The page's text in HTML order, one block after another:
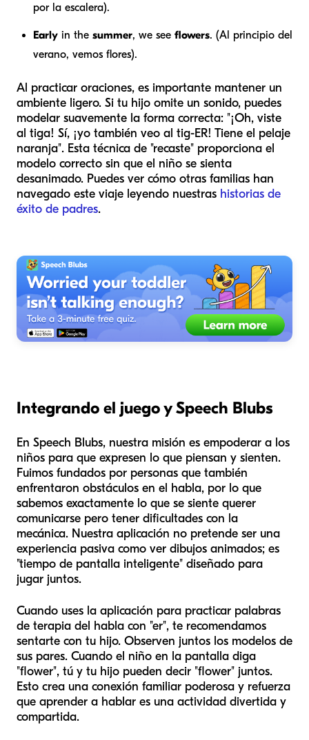
por la escalera).
Early in the summer, we see flowers. (Al principio del
verano, vemos flores).
Al practicar oraciones, es importante mantener un
ambiente ligero. Si tu hijo omite un sonido, puedes
modelar suavemente la forma correcta: "¡Oh, viste
al tiga! Sí, ¡yo también veo al tig-ER! Tiene el pelaje
naranja". Esta técnica de "recaste" proporciona el
modelo correcto sin que el niño se sienta
desanimado. Puedes ver cómo otras familias han
navegado este viaje leyendo nuestras historias de
éxito de padres.
Integrando el juego y Speech Blubs
En Speech Blubs, nuestra misión es empoderar a los
niños para que expresen lo que piensan y sienten.
Fuimos fundados por personas que también
enfrentaron obstáculos en el habla, por lo que
sabemos exactamente lo que se siente querer
comunicarse pero tener dificultades con la
mecánica. Nuestra aplicación no pretende ser una
experiencia pasiva como ver dibujos animados; es
"tiempo de pantalla inteligente" diseñado para
jugar juntos.
Cuando uses la aplicación para practicar palabras
de terapia del habla con "er", te recomendamos
sentarte con tu hijo. Observen juntos los modelos de
sus pares. Cuando el niño en la pantalla diga
"flower", tú y tu hijo pueden decir "flower" juntos.
Esto crea una conexión familiar poderosa y refuerza
que aprender a hablar es una actividad divertida y
compartida.